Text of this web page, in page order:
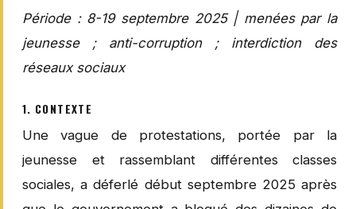
Période : 8-19 septembre 2025 | menées par la
jeunesse ; anti-corruption ; interdiction des
réseaux sociaux
1. CONTEXTE
Une vague de protestations, portée par la
jeunesse et rassemblant différentes classes
sociales, a déferlé début septembre 2025 après